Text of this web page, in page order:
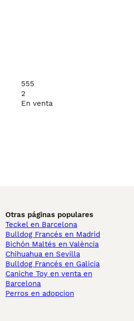
555
2
En venta
Otras páginas populares
Teckel en Barcelona
Bulldog Francés en Madrid
Bichón Maltés en València
Chihuahua en Sevilla
Bulldog Francés en Galicia
Caniche Toy en venta en
Barcelona
Perros en adopcion